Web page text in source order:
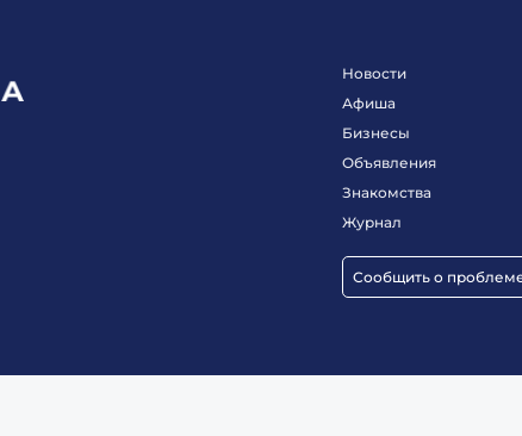
Новости
Афиша
Бизнесы
Объявления
Знакомства
Журнал
Сообщить о